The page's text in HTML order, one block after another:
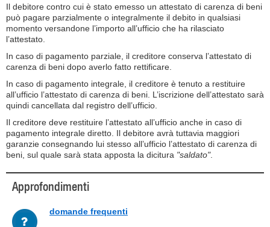
Il debitore contro cui è stato emesso un attestato di carenza di beni
può pagare parzialmente o integralmente il debito in qualsiasi
momento versandone l’importo all’ufficio che ha rilasciato
l’attestato.
In caso di pagamento parziale, il creditore conserva l’attestato di
carenza di beni dopo averlo fatto rettificare.
In caso di pagamento integrale, il creditore è tenuto a restituire
all’ufficio l’attestato di carenza di beni. L’iscrizione dell’attestato sarà
quindi cancellata dal registro dell’ufficio.
Il creditore deve restituire l’attestato all’ufficio anche in caso di
pagamento integrale diretto. Il debitore avrà tuttavia maggiori
garanzie consegnando lui stesso all’ufficio l’attestato di carenza di
beni, sul quale sarà stata apposta la dicitura "saldato".
Approfondimenti
domande frequenti